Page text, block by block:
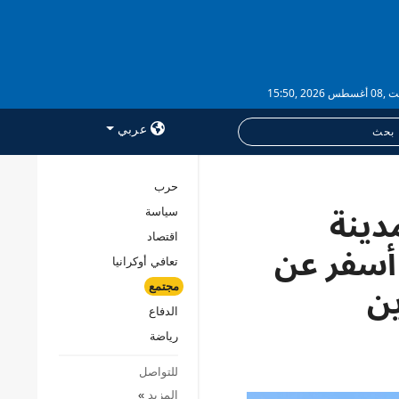
,15:50
عربي
بنك الصور
حرب
سياسة
اقتصاد
تعافي أوكرانيا
مجتمع
الدفاع
رياضة
للتواصل
المزيد »
أسفر عن